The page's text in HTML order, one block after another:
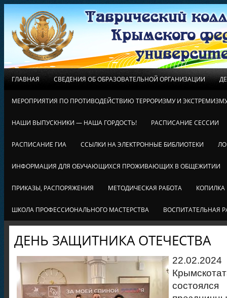
ГЛАВНАЯ СВЕДЕНИЯ ОБ ОБРАЗОВАТЕЛЬНОЙ ОРГАНИЗАЦИИ
МЕРОПРИЯТИЯ ПО ПРОТИВОДЕЙСТВИЮ ТЕРРОРИЗМУ И
НАШИ ВЫПУСКНИКИ — НАША ГОРДОСТЬ! РАСПИСАНИЕ СЕССИИ
РАСПИСАНИЕ ГИА ССЫЛКИ НА ЭЛЕКТРОННЫЕ БИБЛИОТЕКИ
ИНФОРМАЦИЯ ДЛЯ ОБУЧАЮЩИХСЯ ПРОЖИВАЮЩИХ В ОБЩЕЖИТИИ
ПРИКАЗЫ, РАСПОРЯЖЕНИЯ МЕТОДИЧЕСКАЯ РАБОТА КОПИЛКА
ШКОЛА ПРОФЕССИОНАЛЬНОГО МАСТЕРСТВА ВОСПИТАТЕЛЬНАЯ
ДЕНЬ ЗАЩИТНИКА ОТЕЧЕСТВА